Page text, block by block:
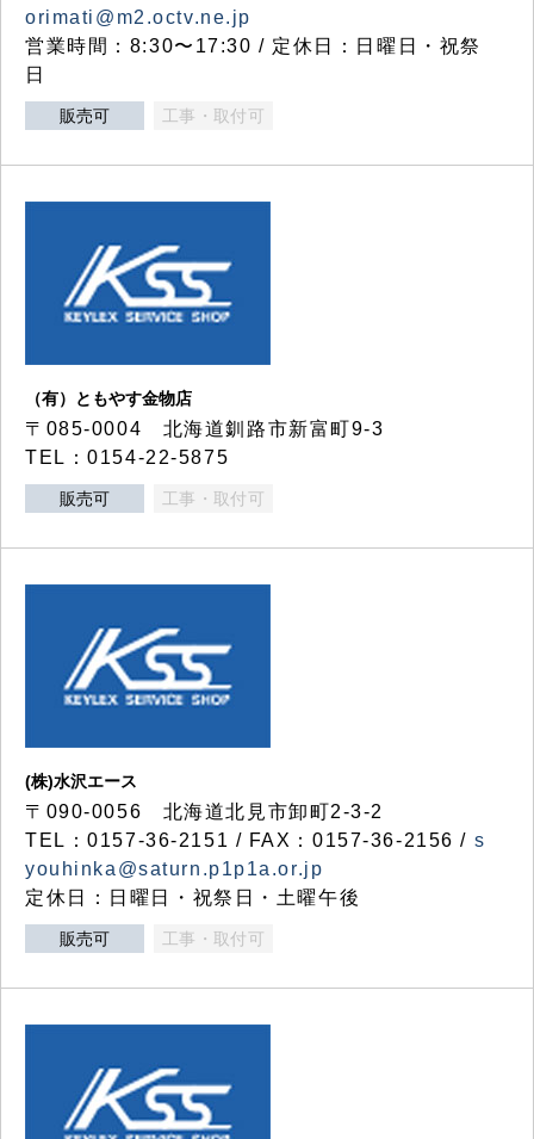
orimati@m2.octv.ne.jp
営業時間：8:30〜17:30 / 定休日：日曜日・祝祭
日
販売可 工事・取付可
（有）ともやす金物店
〒085-0004 北海道釧路市新富町9-3
TEL：0154-22-5875
販売可 工事・取付可
(株)水沢エース
〒090-0056 北海道北見市卸町2-3-2
TEL：0157-36-2151 / FAX：0157-36-2156 / s
youhinka@saturn.p1p1a.or.jp
定休日：日曜日・祝祭日・土曜午後
販売可 工事・取付可